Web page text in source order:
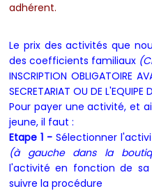
adhérent.
Le prix des activités que
des coefficients familiaux
INSCRIPTION OBLIGATOIRE
SECRETARIAT OU DE L'EQUIPE
Pour payer une activité, et
jeune, il faut :
Etape 1 - Sélectionner
(à gauche dans la
l'activité en fonction de
suivre la procédure